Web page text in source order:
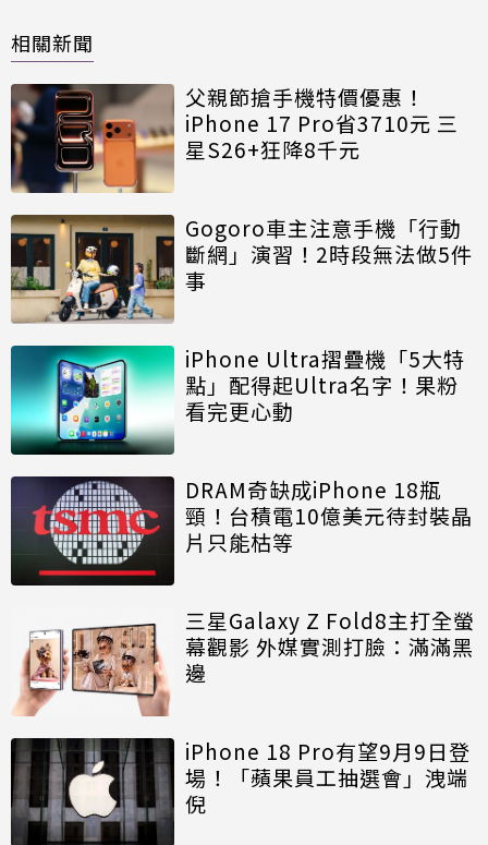
相關新聞
父親節搶手機特價優惠！
iPhone 17 Pro省3710元 三
星S26+狂降8千元
Gogoro車主注意手機「行動
斷網」演習！2時段無法做5件
事
iPhone Ultra摺疊機「5大特
點」配得起Ultra名字！果粉
看完更心動
DRAM奇缺成iPhone 18瓶
頸！台積電10億美元待封裝晶
片只能枯等
三星Galaxy Z Fold8主打全螢
幕觀影 外媒實測打臉：滿滿黑
邊
iPhone 18 Pro有望9月9日登
場！「蘋果員工抽選會」洩端
倪